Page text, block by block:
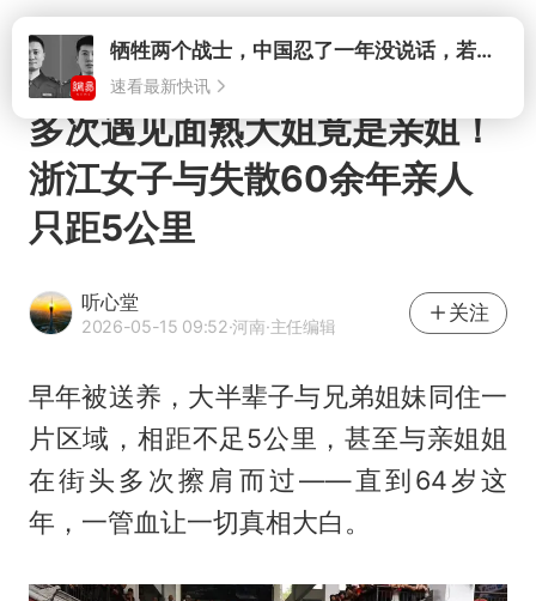
打开
多次遇见面熟大姐竟是亲姐！
浙江女子与失散60余年亲人
只距5公里
听心堂
2026-05-15 09:52·河南·主任编辑
关注
早年被送养，大半辈子与兄弟姐妹同住一
片区域，相距不足5公里，甚至与亲姐姐
在街头多次擦肩而过——直到64岁这
年，一管血让一切真相大白。